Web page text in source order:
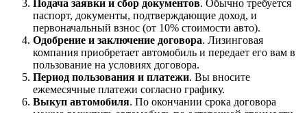
Подача заявки и сбор документов. Обычно требуется
паспорт, документы, подтверждающие доход, и
первоначальный взнос (от 10% стоимости авто).
Одобрение и заключение договора. Лизинговая
компания приобретает автомобиль и передает его вам в
пользование на условиях договора.
Период пользования и платежи. Вы вносите
ежемесячные платежи согласно графику.
Выкуп автомобиля. По окончании срока договора